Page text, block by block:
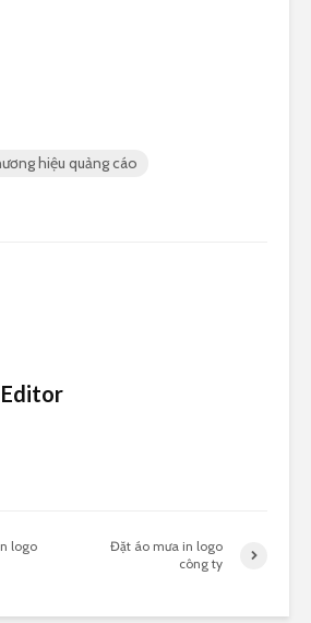
hiệu quảng cáo
logo
Đặt áo mưa in logo
công ty